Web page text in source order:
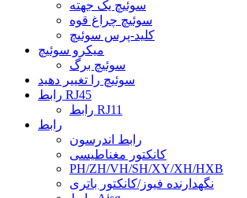
سوئیچ یک جهته
سوئیچ چراغ قوه
کلید-پرس سوئیچ
میکرو سوئیچ
سوئیچ برگ
سوئیچ را تغییر دهید
رابط RJ45
رابط RJ11
رابط
رابط اندرسون
کانکتور مغناطیسی
PH/ZH/VH/SH/XY/XH/HXB
نگهدارنده فیوز/کانکتور باتری